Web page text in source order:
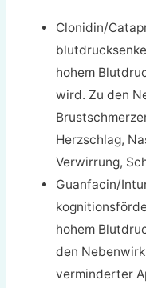
Clonidin/
hohem
wird. Zu den
Herzschlag,
Verwirrung,
Guanfacin/
hohem
den
verminderter